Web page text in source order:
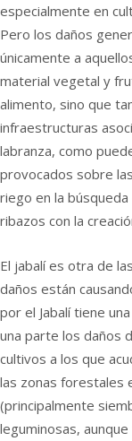
especialmente en
Pero los daños
únicamente a
material vegetal y
alimento, sino que
infraestructuras
labranza, como
provocados sobre
riego en la
ribazos con la
El jabalí es otra de
daños están
por el Jabalí tiene
una parte los daños
cultivos a los que
las zonas forestales
(principalmente
leguminosas,